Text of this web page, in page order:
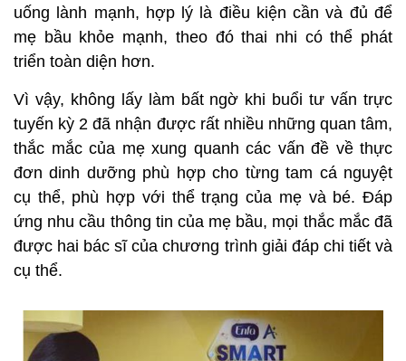
uống lành mạnh, hợp lý là điều kiện cần và đủ để
mẹ bầu khỏe mạnh, theo đó thai nhi có thể phát
triển toàn diện hơn.
Vì vậy, không lấy làm bất ngờ khi buổi tư vấn trực
tuyến kỳ 2 đã nhận được rất nhiều những quan tâm,
thắc mắc của mẹ xung quanh các vấn đề về thực
đơn dinh dưỡng phù hợp cho từng tam cá nguyệt
cụ thể, phù hợp với thể trạng của mẹ và bé. Đáp
ứng nhu cầu thông tin của mẹ bầu, mọi thắc mắc đã
được hai bác sĩ của chương trình giải đáp chi tiết và
cụ thể.